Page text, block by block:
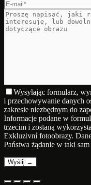
Wysyłając formularz,
i przechowywanie danych
zakresie niezbędnym do
Informacje podane w
trzecim i zostaną
Exkluzivní fotoobrazy.
Państwa żądanie w taki